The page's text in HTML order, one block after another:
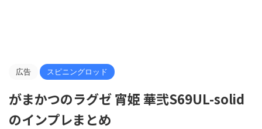
広告 スピニングロッド
がまかつのラグゼ 宵姫 華弐S69UL-solid
のインプレまとめ